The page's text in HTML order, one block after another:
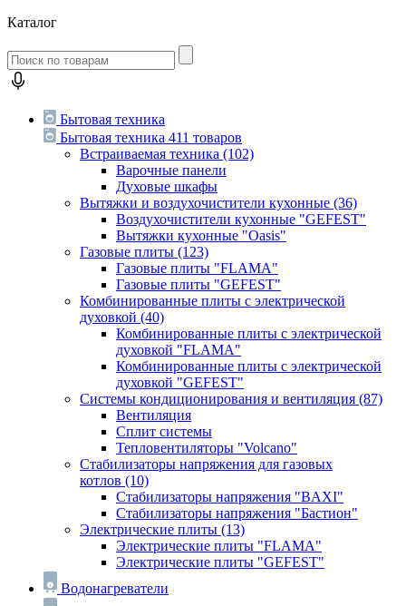
Каталог
Бытовая техника
Бытовая техника 411 товаров
Встраиваемая техника (102)
Варочные панели
Духовые шкафы
Вытяжки и воздухочистители кухонные (36)
Воздухочистители кухонные "GEFEST"
Вытяжки кухонные "Oasis"
Газовые плиты (123)
Газовые плиты "FLAMA"
Газовые плиты "GEFEST"
Комбинированные плиты с электрической
духовкой (40)
Комбинированные плиты с электрической
духовкой "FLAMA"
Комбинированные плиты с электрической
духовкой "GEFEST"
Системы кондиционирования и вентиляция (87)
Вентиляция
Сплит системы
Тепловентиляторы "Volcano"
Стабилизаторы напряжения для газовых
котлов (10)
Стабилизаторы напряжения "BAXI"
Стабилизаторы напряжения "Бастион"
Электрические плиты (13)
Электрические плиты "FLAMA"
Электрические плиты "GEFEST"
Водонагреватели